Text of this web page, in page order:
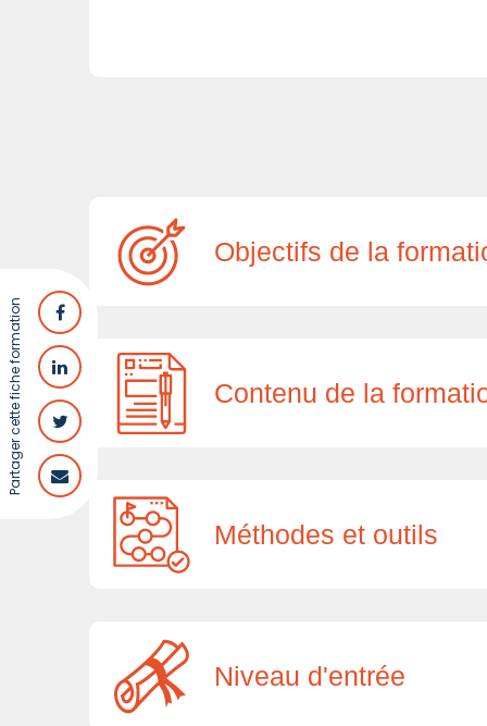
Partager cette fiche formation
Objectifs de la
Contenu de la
Méthodes et outils
Niveau d'entrée